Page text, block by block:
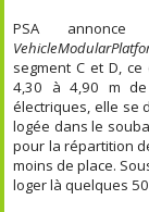
PSA
segment C et D,
4,30 à 4,90 m de
électriques, elle se
logée dans le
pour la répartition
moins de place.
loger là quelques